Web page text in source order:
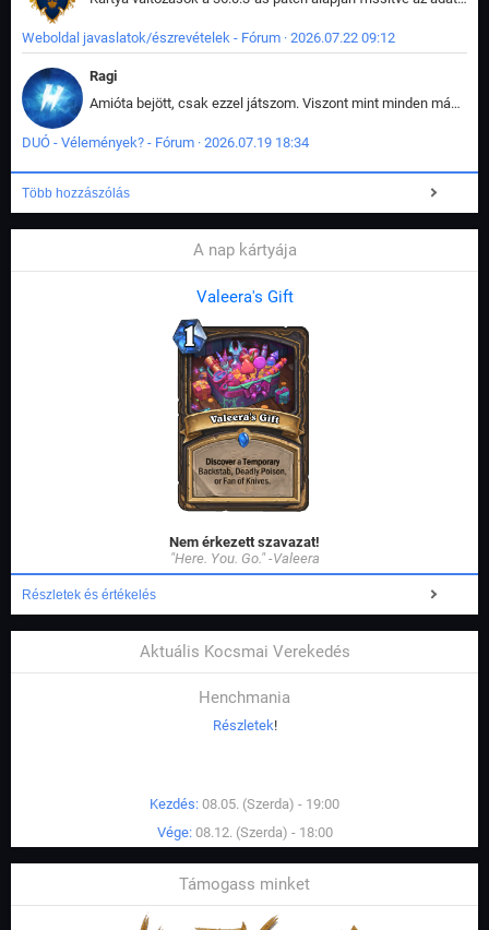
Weboldal javaslatok/észrevételek - Fórum · 2026.07.22 09:12
Ragi
Amióta bejött, csak ezzel játszom. Viszont mint minden más - akár az alapjáték is, ez is baromira összetett lett. Néha már pár kör után is esélytelen az egész. Vagy irreállisan túltápol valaki, vagy lelép a partner, vagy csak hülye mint a segg. És amikor eljönne az én időm, na akkor jön el mindenki másé is. Engem jobban érdekelne, hogy ki milyen ratingen szokott játszani. Na ez lenne egy érdekes adat.
DUÓ - Vélemények? - Fórum · 2026.07.19 18:34
Több hozzászólás
A nap kártyája
Valeera's Gift
Nem érkezett szavazat!
"Here. You. Go." -Valeera
Részletek és értékelés
Aktuális Kocsmai Verekedés
Henchmania
Részletek!
Kezdés: 08.05. (Szerda) - 19:00
Vége: 08.12. (Szerda) - 18:00
Támogass minket